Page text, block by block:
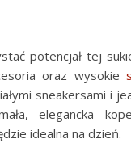
potencjał tej
oraz wysokie
sneakersami i
elegancka
idealna na dzień.